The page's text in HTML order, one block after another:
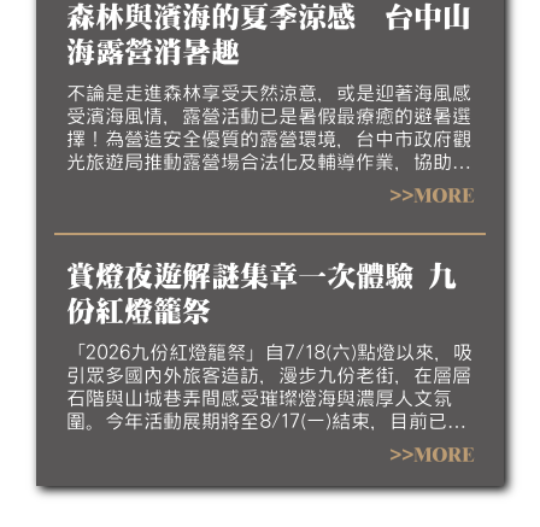
受最道地的漁村魅力。
森林與濱海的夏季涼感 台中山
海露營消暑趣
不論是走進森林享受天然涼意，或是迎著海風感
受濱海風情，露營活動已是暑假最療癒的避暑選
擇！為營造安全優質的露營環境，台中市政府觀
光旅遊局推動露營場合法化及輔導作業，協助業
者完善場地設施、強化安全管理並提升服務品
質，邀請民眾今夏走進台中，體驗山海露營的悠
閒與美好。
>>MORE
賞燈夜遊解謎集章一次體驗 九
份紅燈籠祭
「2026九份紅燈籠祭」自7/18(六)點燈以來，吸
引眾多國內外旅客造訪，漫步九份老街，在層層
石階與山城巷弄間感受璀璨燈海與濃厚人文氛
圍。今年活動展期將至8/17(一)結束，目前已進
入倒數階段，誠摯邀請民眾把握暑假最後時光，
走訪九份欣賞夜間燈飾，感受山城夏夜的獨特魅
力。
>>MORE